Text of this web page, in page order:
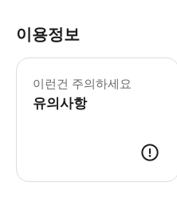
이용정보
이런건 주의하세요
유의사항